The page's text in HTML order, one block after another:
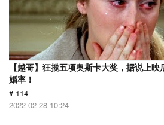
【越哥】狂揽五项奥斯卡大奖，据说上
婚率！
# 114
2022-02-28 10:24